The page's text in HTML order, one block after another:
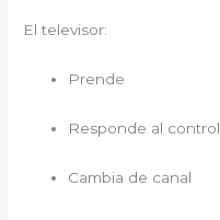
El televisor:
Prende
Responde al control
Cambia de canal